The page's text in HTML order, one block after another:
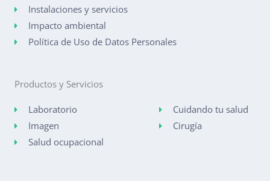
Instalaciones y servicios
Impacto ambiental
Política de Uso de Datos Personales
Productos y Servicios
Laboratorio
Imagen
Salud ocupacional
Cuidando tu salud
Cirugía